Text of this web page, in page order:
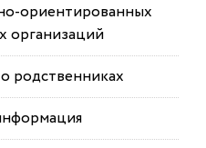
ориентированных
организаций
родственниках